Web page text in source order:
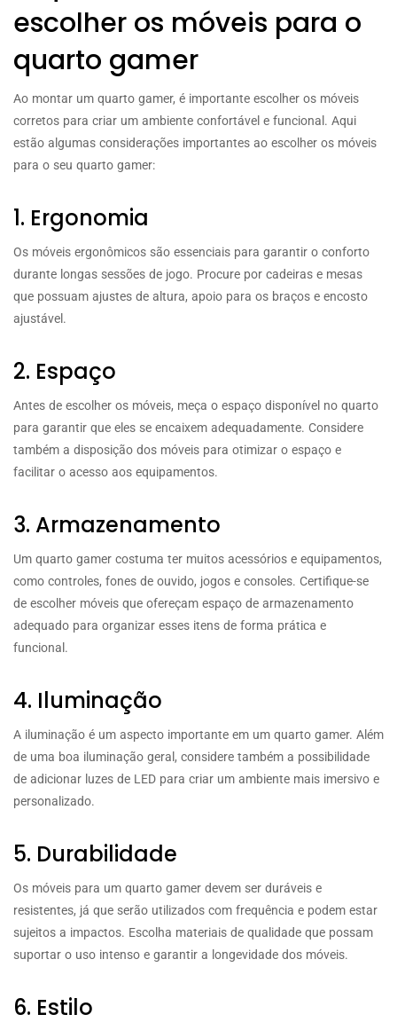
escolher os móveis para o
quarto gamer
Ao montar um quarto gamer, é importante escolher os móveis
corretos para criar um ambiente confortável e funcional. Aqui
estão algumas considerações importantes ao escolher os móveis
para o seu quarto gamer:
1. Ergonomia
Os móveis ergonômicos são essenciais para garantir o conforto
durante longas sessões de jogo. Procure por cadeiras e mesas
que possuam ajustes de altura, apoio para os braços e encosto
ajustável.
2. Espaço
Antes de escolher os móveis, meça o espaço disponível no quarto
para garantir que eles se encaixem adequadamente. Considere
também a disposição dos móveis para otimizar o espaço e
facilitar o acesso aos equipamentos.
3. Armazenamento
Um quarto gamer costuma ter muitos acessórios e equipamentos,
como controles, fones de ouvido, jogos e consoles. Certifique-se
de escolher móveis que ofereçam espaço de armazenamento
adequado para organizar esses itens de forma prática e
funcional.
4. Iluminação
A iluminação é um aspecto importante em um quarto gamer. Além
de uma boa iluminação geral, considere também a possibilidade
de adicionar luzes de LED para criar um ambiente mais imersivo e
personalizado.
5. Durabilidade
Os móveis para um quarto gamer devem ser duráveis e
resistentes, já que serão utilizados com frequência e podem estar
sujeitos a impactos. Escolha materiais de qualidade que possam
suportar o uso intenso e garantir a longevidade dos móveis.
6. Estilo